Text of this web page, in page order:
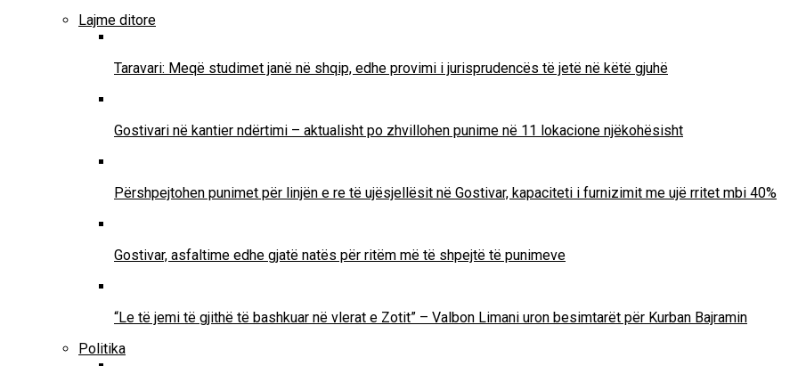
Lajme ditore
Taravari: Meqë studimet janë në shqip, edhe provimi i jurisprudencës të jetë në këtë gjuhë
Gostivari në kantier ndërtimi – aktualisht po zhvillohen punime në 11 lokacione njëkohësisht
Përshpejtohen punimet për linjën e re të ujësjellësit në Gostivar, kapaciteti i furnizimit me ujë rritet mbi 40%
Gostivar, asfaltime edhe gjatë natës për ritëm më të shpejtë të punimeve
“Le të jemi të gjithë të bashkuar në vlerat e Zotit” – Valbon Limani uron besimtarët për Kurban Bajramin
Politika